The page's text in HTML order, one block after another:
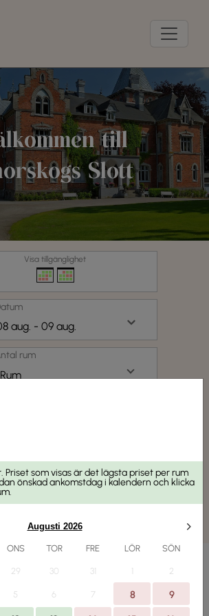
till
Slott
Visa tillgänglighet
Priset som visas är det lägsta priset per rum
önskad ankomstdag i kalendern och klicka
Augusti 2026
ONS TOR FRE LÖR SÖN
29 30 31 1 2
5 6 7 8 9
rum